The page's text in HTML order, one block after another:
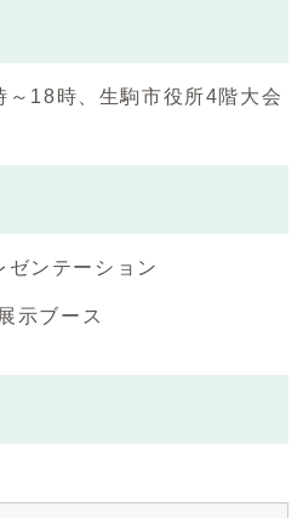
18時、生駒市役所4階大会
ゼンテーション
示ブース